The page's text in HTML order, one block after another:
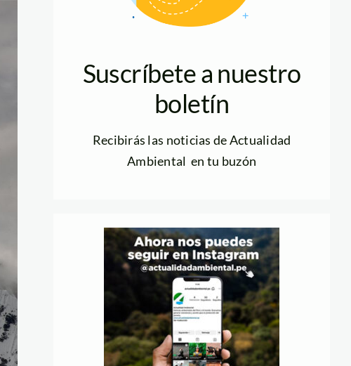
Suscríbete a nuestro
boletín
Recibirás las noticias de Actualidad
Ambiental en tu buzón